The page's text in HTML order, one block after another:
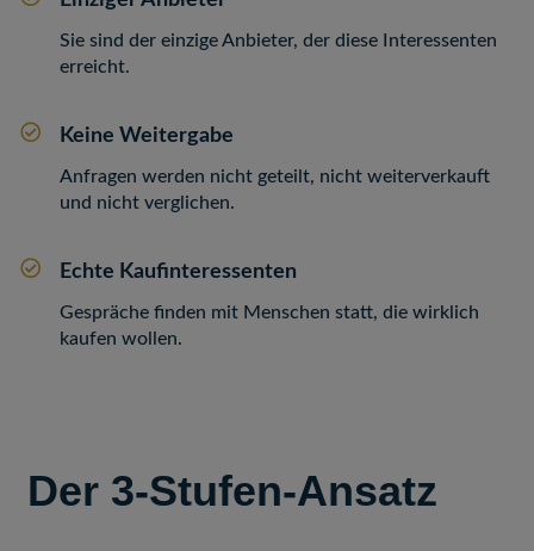
Sie sind der einzige Anbieter, der diese Interessenten
erreicht.
Keine Weitergabe
Anfragen werden nicht geteilt, nicht weiterverkauft
und nicht verglichen.
Echte Kaufinteressenten
Gespräche finden mit Menschen statt, die wirklich
kaufen wollen.
Der 3-Stufen-Ansatz